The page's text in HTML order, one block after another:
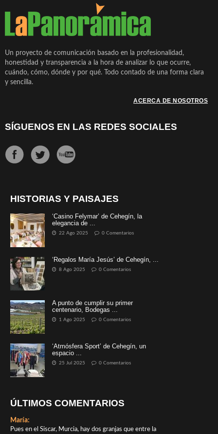
Un proyecto de comunicación basado en la profesionalidad,
honestidad y transparencia a la hora de analizar lo que ocurre,
cuándo, cómo, dónde y por qué. Todo contado de una forma clara
y sencilla.
ACERCA DE NOSOTROS
SÍGUENOS EN LAS REDES SOCIALES
HISTORIAS Y PAISAJES
‘Casino Felymar’ de Cehegín, la
elegancia de ...
22 Ago 2025 0 Comentarios
‘Regalos María Jesús’ de Cehegín, ...
8 Ago 2025 0 Comentarios
A punto de cumplir su primer
centenario, Bodegas ...
1 Ago 2025 0 Comentarios
‘Atmósfera Sport’ de Cehegín, un
espacio ...
25 Jul 2025 0 Comentarios
ÚLTIMOS COMENTARIOS
María:
Pues en el Siscar, Murcia, hay dos granjas que entre la